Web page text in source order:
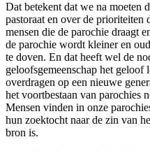
Dat betekent dat we na moeten
pastoraat en over de prioriteiten
mensen die de parochie draagt
de parochie wordt kleiner en
te doven. En dat heeft wel de
geloofsgemeenschap het
overdragen op een nieuwe
het voortbestaan van parochies
Mensen vinden in onze
hun zoektocht naar de zin van
bron is.